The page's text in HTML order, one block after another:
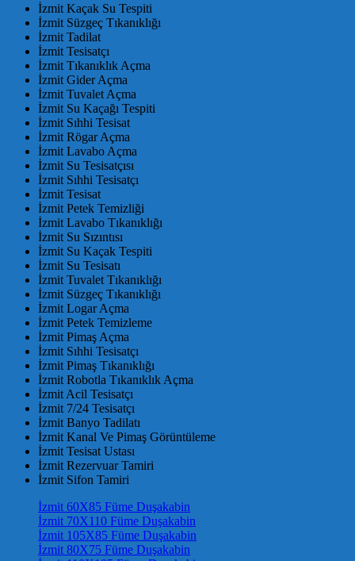
İzmit Kaçak Su Tespiti
İzmit Süzgeç Tıkanıklığı
İzmit Tadilat
İzmit Tesisatçı
İzmit Tıkanıklık Açma
İzmit Gider Açma
İzmit Tuvalet Açma
İzmit Su Kaçağı Tespiti
İzmit Sıhhi Tesisat
İzmit Rögar Açma
İzmit Lavabo Açma
İzmit Su Tesisatçısı
İzmit Sıhhi Tesisatçı
İzmit Tesisat
İzmit Petek Temizliği
İzmit Lavabo Tıkanıklığı
İzmit Su Sızıntısı
İzmit Su Kaçak Tespiti
İzmit Su Tesisatı
İzmit Tuvalet Tıkanıklığı
İzmit Süzgeç Tıkanıklığı
İzmit Logar Açma
İzmit Petek Temizleme
İzmit Pimaş Açma
İzmit Sıhhi Tesisatçı
İzmit Pimaş Tıkanıklığı
İzmit Robotla Tıkanıklık Açma
İzmit Acil Tesisatçı
İzmit 7/24 Tesisatçı
İzmit Banyo Tadilatı
İzmit Kanal Ve Pimaş Görüntüleme
İzmit Tesisat Ustası
İzmit Rezervuar Tamiri
İzmit Sifon Tamiri
İzmit 60X85 Füme Duşakabin
İzmit 70X110 Füme Duşakabin
İzmit 105X85 Füme Duşakabin
İzmit 80X75 Füme Duşakabin